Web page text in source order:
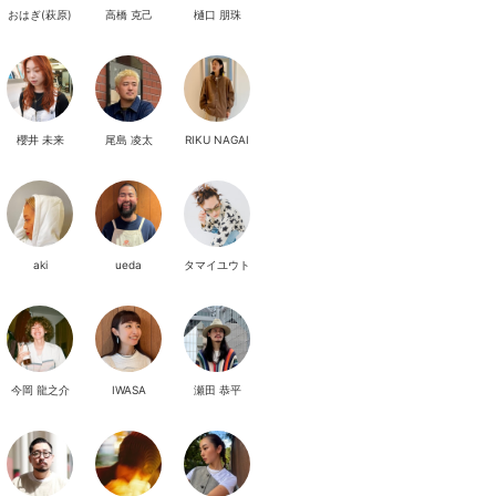
おはぎ(萩原) 高橋 克己 樋口 朋珠
櫻井 未来 尾島 凌太 RIKU NAGAI
aki ueda タマイユウト
今岡 龍之介 IWASA 瀬田 恭平